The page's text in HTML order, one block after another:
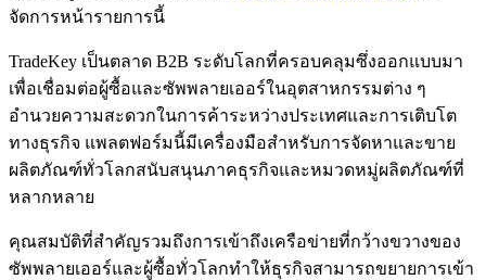
จัดการหน้ารายการนี้
TradeKey เป็นตลาด B2B ระดับโลกที่ครอบคลุมซึ่งออกแบบมา
เพื่อเชื่อมต่อผู้ซื้อและซัพพลายเออร์ในอุตสาหกรรมต่าง ๆ
อำนวยความสะดวกในการค้าระหว่างประเทศและการเติบโต
ทางธุรกิจ แพลตฟอร์มนี้มีเครื่องมือสำหรับการจัดหาและขาย
ผลิตภัณฑ์ทั่วโลกสนับสนุนภาคธุรกิจและหมวดหมู่ผลิตภัณฑ์ที่
หลากหลาย
คุณสมบัติที่สำคัญรวมถึงการเข้าถึงเครือข่ายที่กว้างขวางของ
ซัพพลายเออร์และผู้ซื้อทั่วโลกทำให้ธุรกิจสามารถขยายการเข้า